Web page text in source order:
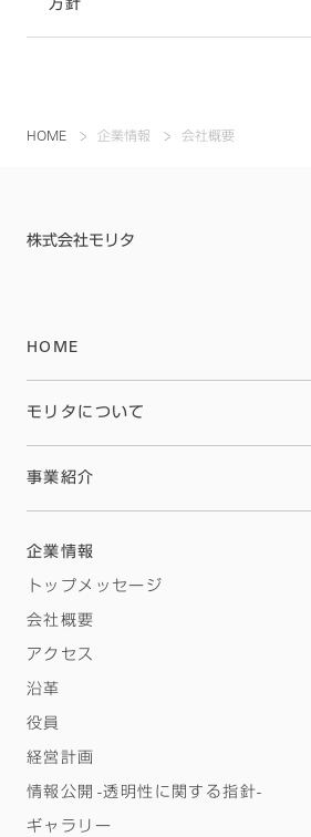
方針
HOME 企業情報 会社概要
株式会社モリタ
HOME
モリタについて
事業紹介
企業情報
トップメッセージ
会社概要
アクセス
沿革
役員
経営計画
情報公開 -透明性に関する指針-
ギャラリー